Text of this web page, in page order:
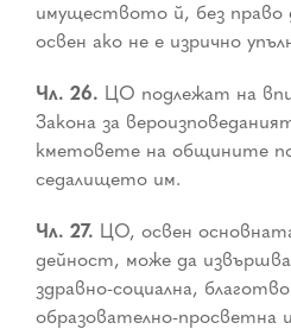
имуществото й, без право
освен ако не е изрично
Чл. 26. ЦО подлежат на
Закона за
кметовете на общините
седалището им.
Чл. 27. ЦО, освен
дейност, може да
здравно-социална,
образователно-просветна